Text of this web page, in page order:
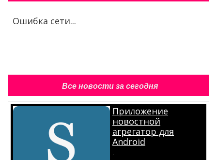
Ошибка сети...
Все новости за сегодня
Приложение
новостной
агрегатор для
Android
.